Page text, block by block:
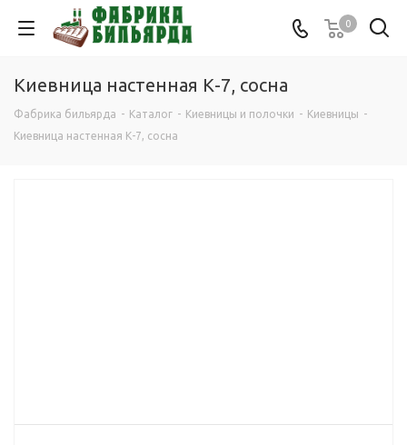
0
Киевница настенная К-7, сосна
Фабрика бильярда - Каталог - Киевницы и полочки - Киевницы -
Киевница настенная К-7, сосна